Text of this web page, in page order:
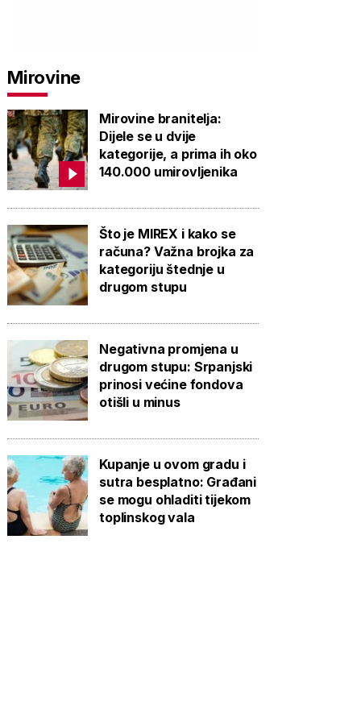
Mirovine
Mirovine branitelja:
Dijele se u dvije
kategorije, a prima ih oko
140.000 umirovljenika
Što je MIREX i kako se
računa? Važna brojka za
kategoriju štednje u
drugom stupu
Negativna promjena u
drugom stupu: Srpanjski
prinosi većine fondova
otišli u minus
Kupanje u ovom gradu i
sutra besplatno: Građani
se mogu ohladiti tijekom
toplinskog vala